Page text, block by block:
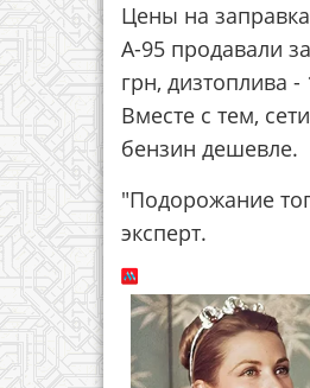
Цены на
А-95 продавали
грн, дизтоплива
Вместе с тем,
бензин дешевле.
"Подорожание
эксперт.